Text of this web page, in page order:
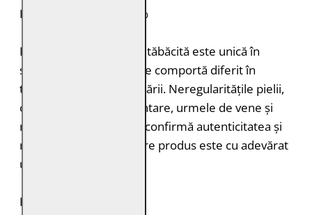
PIELE NATURALĂ: 100%
Fiecare bucată de piele tăbăcită este unică în
structură, grosimea și se comportă diferit în
timpul vopsirii și procesării. Neregularitățile pielii,
cum ar fi petele pigmentare, urmele de vene și
mușcăturile de insecte confirmă autenticitatea și
naturalețea pielii. Fiecare produs este cu adevărat
unic.
DURABILITATE